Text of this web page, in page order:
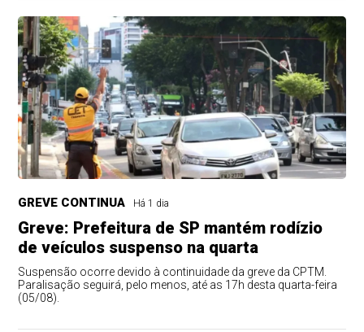
GREVE CONTINUA Há 1 dia
Greve: Prefeitura de SP mantém rodízio
de veículos suspenso na quarta
Suspensão ocorre devido à continuidade da greve da CPTM.
Paralisação seguirá, pelo menos, até as 17h desta quarta-feira
(05/08).